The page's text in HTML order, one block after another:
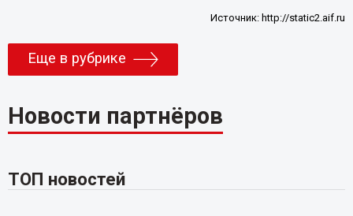
Источник: http://static2.aif.ru
Еще в рубрике
Новости партнёров
ТОП новостей